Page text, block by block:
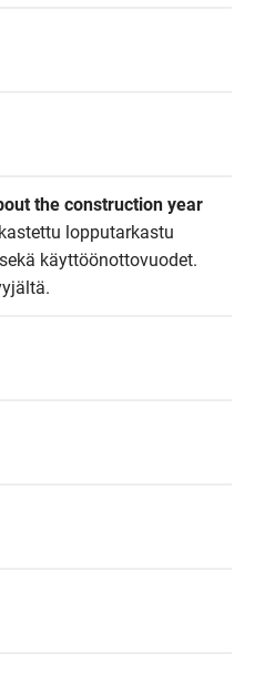
the construction year
lopputarkastu
käyttöönottovuodet.